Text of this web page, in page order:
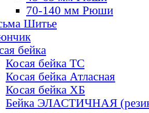
70-140 мм Рюши
Шитье
бейка
Косая бейка ТС
Косая бейка Атласная
Косая бейка ХБ
Бейка ЭЛАСТИЧНАЯ